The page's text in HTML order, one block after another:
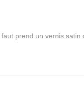
prend un vernis